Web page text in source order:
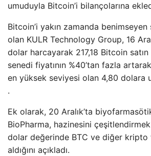
umuduyla Bitcoin’i bilançolarına
Bitcoin’i yakın zamanda
olan KULR Technology Group, 16
dolar harcayarak 217,18 Bitcoin satın
senedi fiyatının %40’tan fazla
en yüksek seviyesi olan 4,80 dolara
.
Ek olarak, 20 Aralık’ta
BioPharma, hazinesini
dolar değerinde BTC ve diğer kripto
aldığını açıkladı.